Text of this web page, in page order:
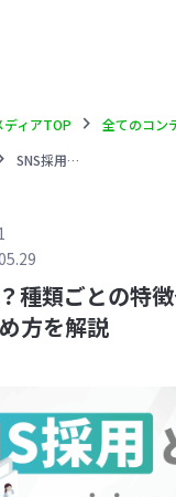
ディアTOP chevron_right 全てのコン
SNS採用とは？種類ごとの特徴やメリットデメリット、始め方を解説
種類ごとの特
方を解説